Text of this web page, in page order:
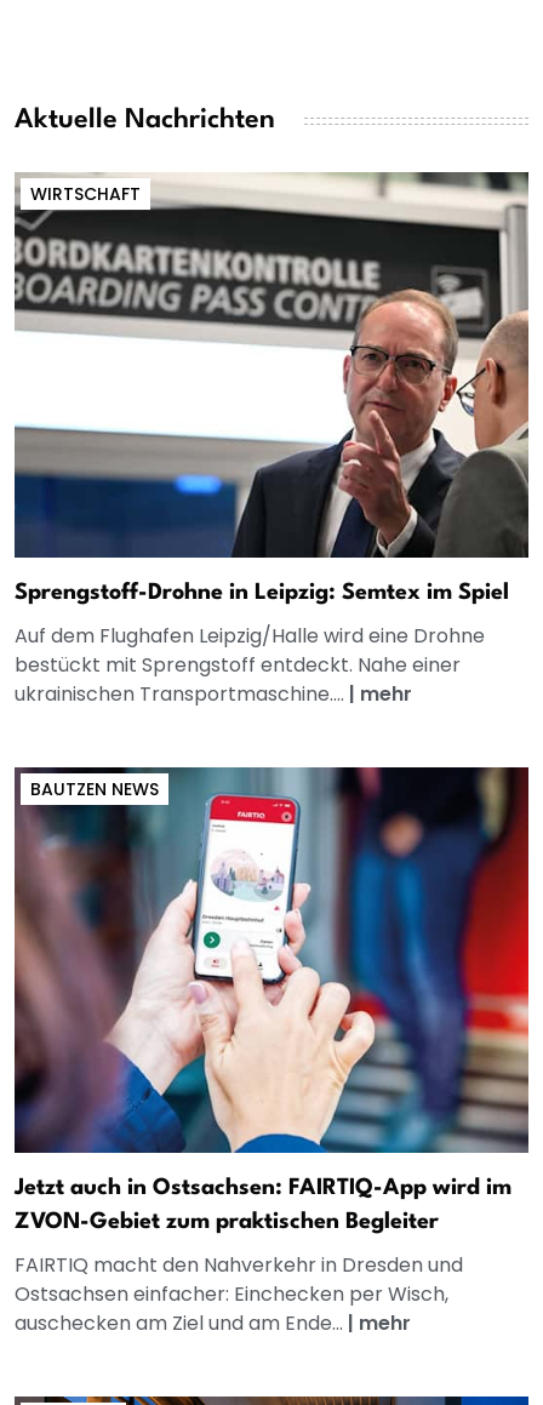
Aktuelle Nachrichten
WIRTSCHAFT
Sprengstoff-Drohne in Leipzig: Semtex im Spiel
Auf dem Flughafen Leipzig/Halle wird eine Drohne
bestückt mit Sprengstoff entdeckt. Nahe einer
ukrainischen Transportmaschine.... | mehr
BAUTZEN NEWS
Jetzt auch in Ostsachsen: FAIRTIQ-App wird im
ZVON-Gebiet zum praktischen Begleiter
FAIRTIQ macht den Nahverkehr in Dresden und
Ostsachsen einfacher: Einchecken per Wisch,
auschecken am Ziel und am Ende... | mehr